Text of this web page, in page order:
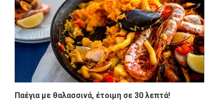
Παέγια με θαλασσινά, έτοιμη σε 30 λεπτά!